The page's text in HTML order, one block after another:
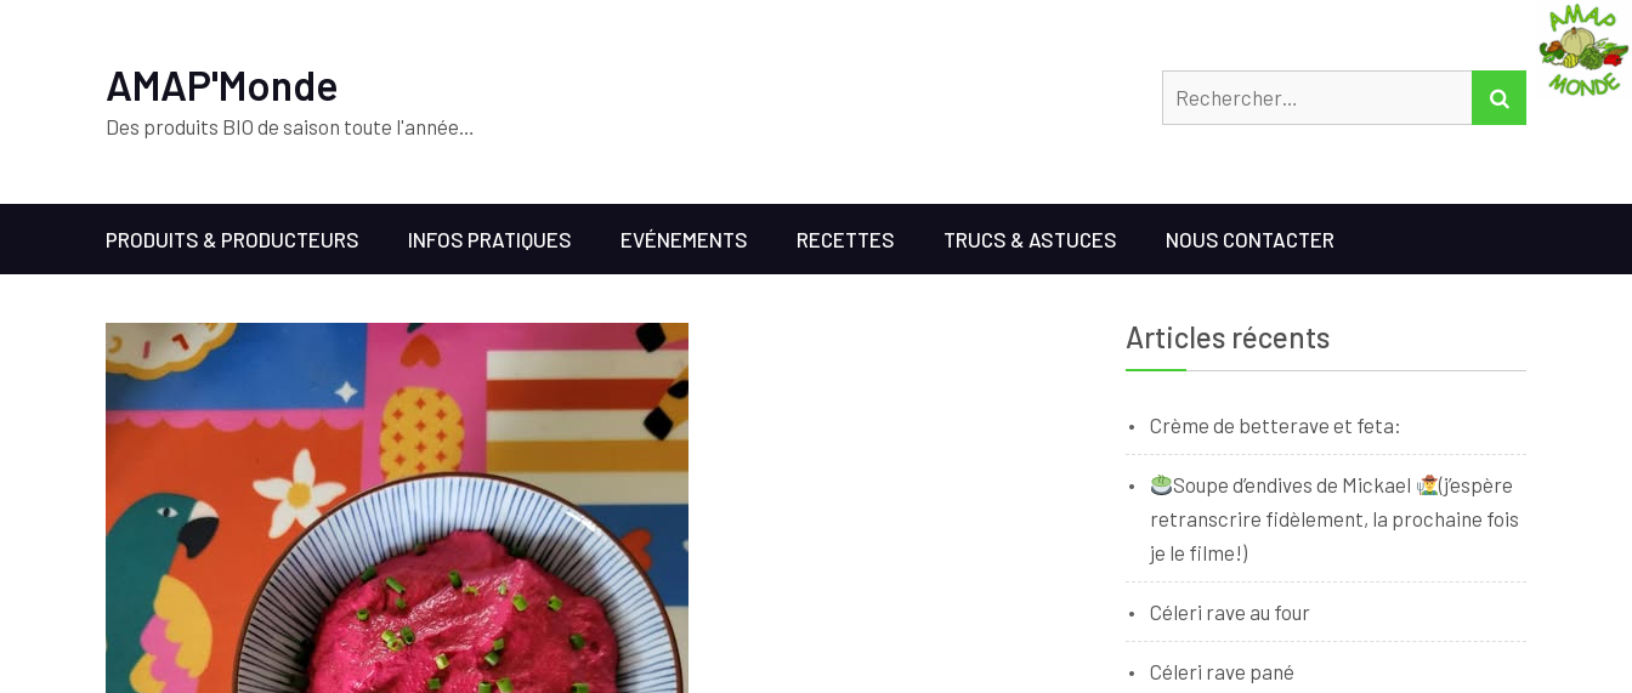
AMAP'Monde
Des produits BIO de saison toute l'année…
RECHERCHER
PRODUITS & PRODUCTEURS INFOS PRATIQUES EVÉNEMENTS RECETTES TRUCS & ASTUCES NOUS CONTACTER
Articles récents
Crème de betterave et feta:
Soupe d’endives de Mickael
(j’espère
retranscrire fidèlement, la prochaine fois
je le filme!)
Céleri rave au four
Céleri rave pané